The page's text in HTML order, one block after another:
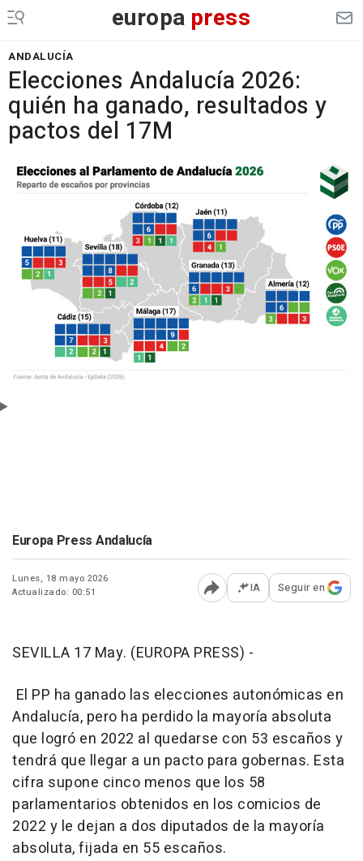
europa press
ANDALUCÍA
Elecciones Andalucía 2026:
quién ha ganado, resultados y
pactos del 17M
Europa Press Andalucía
Lunes, 18 mayo 2026
Actualizado: 00:51
Abrir opciones para
IA Seguir en
SEVILLA 17 May. (EUROPA PRESS) -
El PP ha ganado las elecciones autonómicas en
Andalucía, pero ha perdido la mayoría absoluta
que logró en 2022 al quedarse con 53 escaños y
tendrá que llegar a un pacto para gobernas. Esta
cifra supone cinco menos que los 58
parlamentarios obtenidos en los comicios de
2022 y le dejan a dos diputados de la mayoría
absoluta, fijada en 55 escaños.